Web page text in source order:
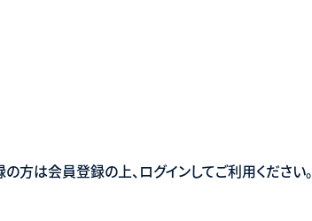
方は会員登録の上、ログインしてご利用ください。